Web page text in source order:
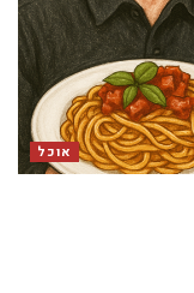
אוכל